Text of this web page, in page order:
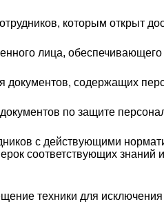
которым открыт
лица,
документов, содержащих
по защите
с действующими
соответствующих
техники для